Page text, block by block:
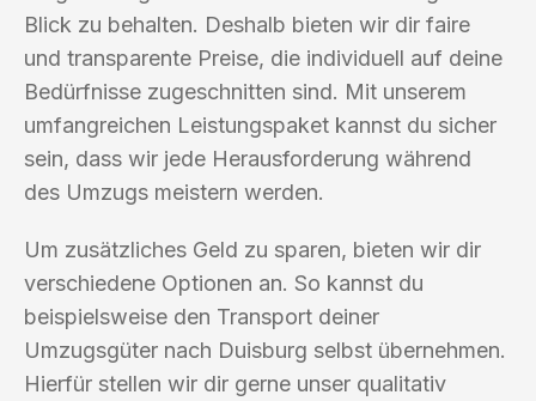
Blick zu behalten. Deshalb bieten wir dir faire
und transparente Preise, die individuell auf deine
Bedürfnisse zugeschnitten sind. Mit unserem
umfangreichen Leistungspaket kannst du sicher
sein, dass wir jede Herausforderung während
des Umzugs meistern werden.
Um zusätzliches Geld zu sparen, bieten wir dir
verschiedene Optionen an. So kannst du
beispielsweise den Transport deiner
Umzugsgüter nach Duisburg selbst übernehmen.
Hierfür stellen wir dir gerne unser qualitativ